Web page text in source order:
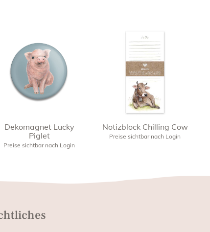
Dekomagnet Lucky
Piglet
Preise sichtbar nach Login
Notizblock Chilling Cow
Preise sichtbar nach Login